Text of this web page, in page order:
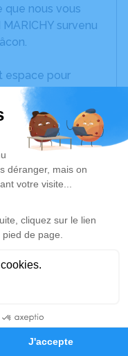
Hommages
que nous vous
survenu
espace pour
des photos
vos pensées
Cet endroit
honorer la
hommage est
Je rends hommage
Vierge Le